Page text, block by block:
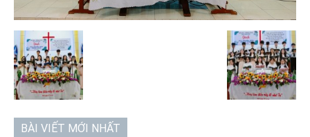
BÀI VIẾT MỚI NHẤT